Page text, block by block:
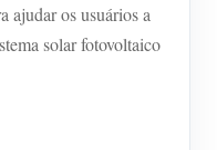
os usuários a
solar fotovoltaico